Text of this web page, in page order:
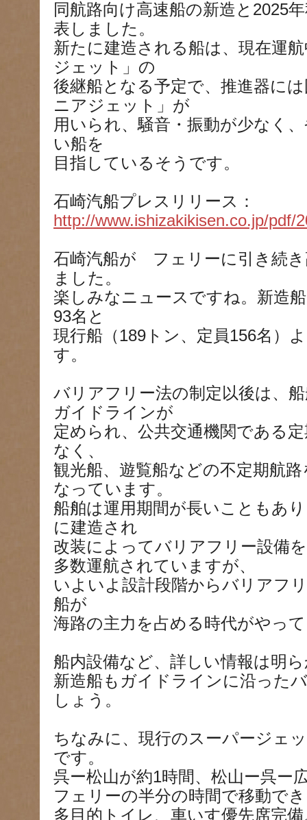
同航路向け高速船の新造と2025
表しました。
新たに建造される船は、現在運
ジェット」の
後継船となる予定で、推進器に
ニアジェット」が
用いられ、騒音・振動が少なく
い船を
目指しているそうです。
石崎汽船プレスリリース：
http://www.ishizakikisen.co.jp/pdf/
石崎汽船が フェリーに引き続き
ました。
楽しみなニュースですね。新造
93名と
現行船（189トン、定員156名）
す。
バリアフリー法の制定以後は、
ガイドラインが
定められ、公共交通機関である
なく、
観光船、遊覧船などの不定期航
なっています。
船舶は運用期間が長いこともあ
に建造され
改装によってバリアフリー設備
多数運航されていますが、
いよいよ設計段階からバリアフ
船が
海路の主力を占める時代がやっ
船内設備など、詳しい情報は明
新造船もガイドラインに沿った
しょう。
ちなみに、現行のスーパージェ
です。
呉ー松山が約1時間、松山ー呉ー
フェリーの半分の時間で移動で
多目的トイレ、車いす優先席完